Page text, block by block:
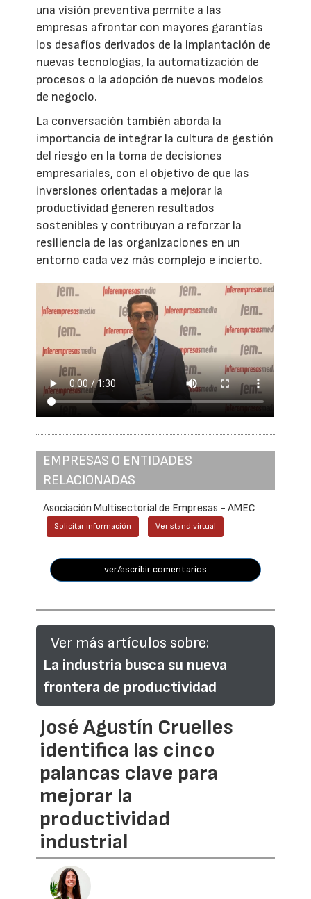
una visión preventiva permite a las
empresas afrontar con mayores garantías
los desafíos derivados de la implantación de
nuevas tecnologías, la automatización de
procesos o la adopción de nuevos modelos
de negocio.
La conversación también aborda la
importancia de integrar la cultura de gestión
del riesgo en la toma de decisiones
empresariales, con el objetivo de que las
inversiones orientadas a mejorar la
productividad generen resultados
sostenibles y contribuyan a reforzar la
resiliencia de las organizaciones en un
entorno cada vez más complejo e incierto.
EMPRESAS O ENTIDADES
RELACIONADAS
Asociación Multisectorial de Empresas - AMEC
Solicitar información Ver stand virtual
ver/escribir comentarios
Ver más artículos sobre:
La industria busca su nueva
frontera de productividad
José Agustín Cruelles
identifica las cinco
palancas clave para
mejorar la
productividad
industrial